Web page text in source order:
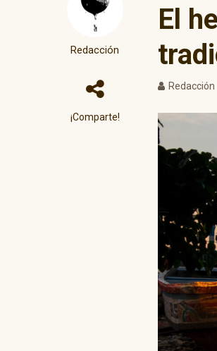
Redacción
¡Comparte!
El
Redacción